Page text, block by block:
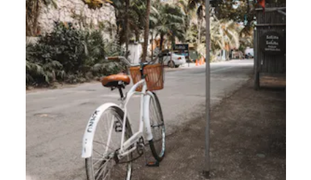
So fördern Sie eine Coaching-Kultur für